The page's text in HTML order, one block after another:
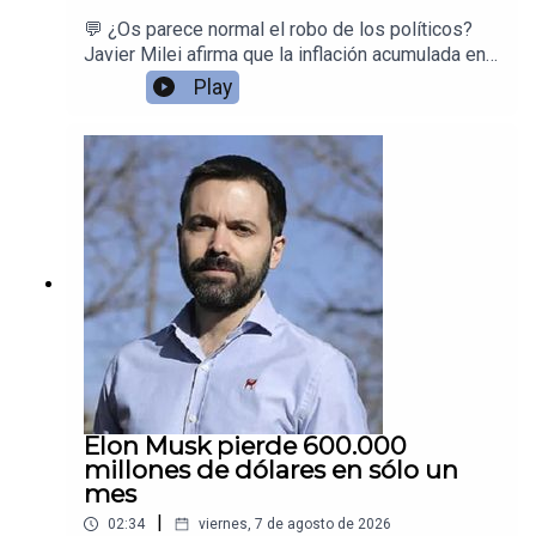
💬 ¿Os parece normal el robo de los políticos?
Javier Milei afirma que la inflación acumulada en
Argentina desde la creación del Banco Central es
de 12,8 trillones por ciento. Las redes peronistas
se ríen… pero la cifra es rigurosamente
cierta.Juan Ramón Rallo explica el dato, muestra
la evolución histórica de la inflación argentina
desde 1935 (con cuatro hiperinflaciones) y
recuerda que, justo antes de la llegada de Milei,
el país estaba al borde de una quinta
hiperinflación provocada por el peronismo.
Play
Elon Musk pierde 600.000
millones de dólares en sólo un
mes
02:34 viernes, 7 de agosto de 2026